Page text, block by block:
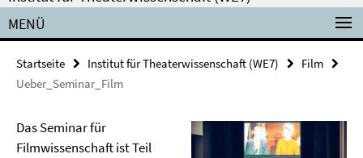
MENÜ
Startseite Institut für Theaterwissenschaft (WE7)
Film
Ueber_Seminar_Film
Das Seminar für
Filmwissenschaft ist Teil